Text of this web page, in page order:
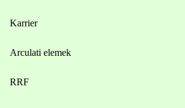
Karrier
Arculati elemek
RRF